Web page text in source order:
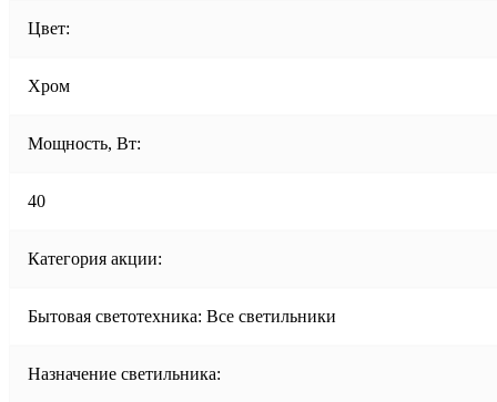
Цвет:
Хром
Мощность, Вт:
40
Категория акции:
Бытовая светотехника: Все светильники
Назначение светильника: